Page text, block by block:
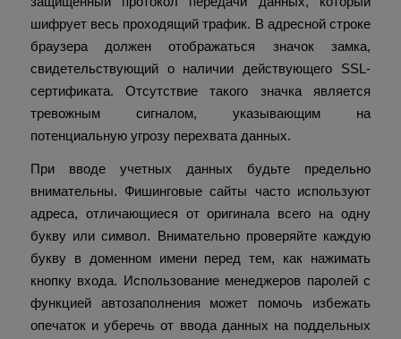
шифрует весь проходящий трафик. В адресной строке
браузера должен отображаться значок замка,
свидетельствующий о наличии действующего SSL-
сертификата. Отсутствие такого значка является
тревожным сигналом, указывающим на
потенциальную угрозу перехвата данных.
При вводе учетных данных будьте предельно
внимательны. Фишинговые сайты часто используют
адреса, отличающиеся от оригинала всего на одну
букву или символ. Внимательно проверяйте каждую
букву в доменном имени перед тем, как нажимать
кнопку входа. Использование менеджеров паролей с
функцией автозаполнения может помочь избежать
опечаток и уберечь от ввода данных на поддельных